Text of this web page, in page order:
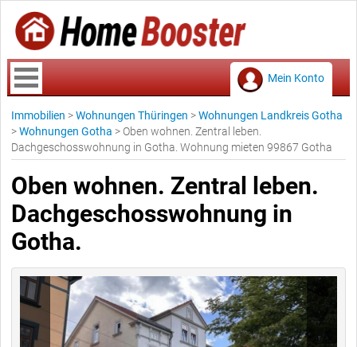
Mein Konto
Immobilien >Wohnungen Thüringen >Wohnungen Landkreis Gotha
>Wohnungen Gotha > Oben wohnen. Zentral leben.
Dachgeschosswohnung in Gotha. Wohnung mieten 99867 Gotha
Oben wohnen. Zentral leben.
Dachgeschosswohnung in
Gotha.